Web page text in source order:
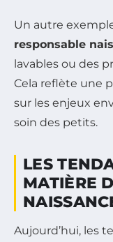
Un autre
responsable
lavables ou des
Cela reflète une
sur les enjeux
soin des petits.
LES
MATIÈRE
Aujourd’hui, les